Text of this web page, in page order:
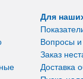
Для
Вопросы и
Заказ
Доставка